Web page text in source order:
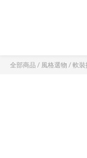
全部商品 / 風格選物 /軟裝